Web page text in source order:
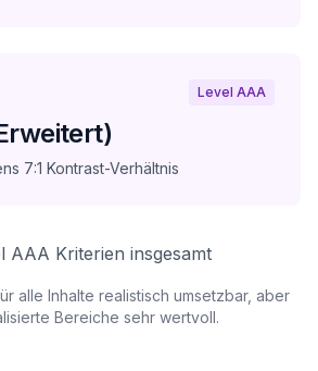
Level AAA
7:1 Kontrast-Verhältnis
AAA Kriterien insgesamt
alle Inhalte realistisch umsetzbar, aber
Bereiche sehr wertvoll.